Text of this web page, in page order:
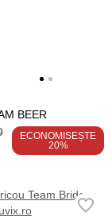
BEER
ECONOMISEȘTE
20%